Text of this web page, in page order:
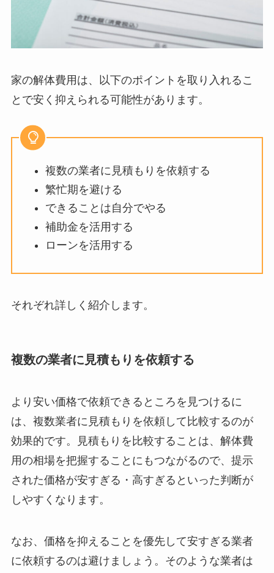
家の解体費用は、以下のポイントを取り入れるこ
とで安く抑えられる可能性があります。
複数の業者に見積もりを依頼する
繁忙期を避ける
できることは自分でやる
補助金を活用する
ローンを活用する
それぞれ詳しく紹介します。
複数の業者に見積もりを依頼する
より安い価格で依頼できるところを見つけるに
は、複数業者に見積もりを依頼して比較するのが
効果的です。見積もりを比較することは、解体費
用の相場を把握することにもつながるので、提示
された価格が安すぎる・高すぎるといった判断が
しやすくなります。
なお、価格を抑えることを優先して安すぎる業者
に依頼するのは避けましょう。そのような業者は